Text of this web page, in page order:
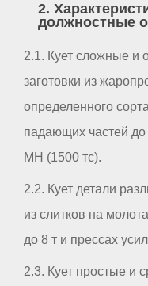
2.
должностные
2.1. Кует сложные и
заготовки из
определенного
падающих частей до
МН (1500 тс).
2.2. Кует детали
из слитков на
до 8 т и прессах
2.3. Кует простые и